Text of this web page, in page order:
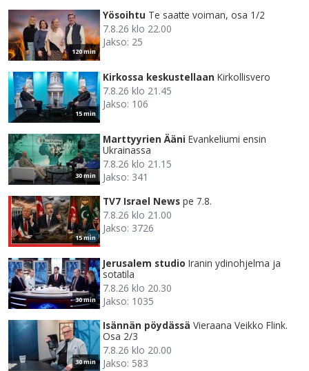
120 min
Yösoihtu Te saatte voiman, osa 1/2
7.8.26 klo 22.00
Jakso: 25
15 min
Kirkossa keskustellaan Kirkollisvero
7.8.26 klo 21.45
Jakso: 106
30 min
Marttyyrien Ääni Evankeliumi ensin
Ukrainassa
7.8.26 klo 21.15
Jakso: 341
15 min
TV7 Israel News pe 7.8.
7.8.26 klo 21.00
Jakso: 3726
30 min
Jerusalem studio Iranin ydinohjelma ja
sotatila
7.8.26 klo 20.30
Jakso: 1035
30 min
Isännän pöydässä Vieraana Veikko Flink.
Osa 2/3
7.8.26 klo 20.00
Jakso: 583